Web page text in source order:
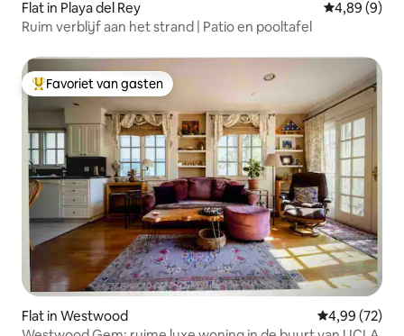
Flat in Playa del Rey Gemiddelde
4,89 (9)
Ruim verblijf aan het strand | Patio en pooltafel
Topfavoriet van gasten
Favoriet van gasten
Flat in Westwood Gemiddelde
4,99 (72)